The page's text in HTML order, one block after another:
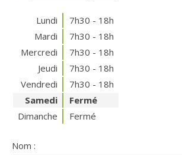
Lundi
7h30 - 18h
Mardi
7h30 - 18h
Mercredi
7h30 - 18h
Jeudi
7h30 - 18h
Vendredi
7h30 - 18h
Samedi
Fermé
Dimanche
Fermé
Nom :